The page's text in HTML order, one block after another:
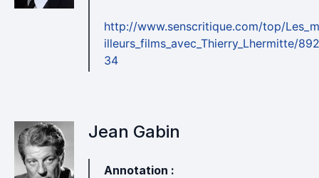
http://www.senscritique.com/top/
illeurs_films_avec_Thierry_Lhermitte/
34
Jean Gabin
Annotation :